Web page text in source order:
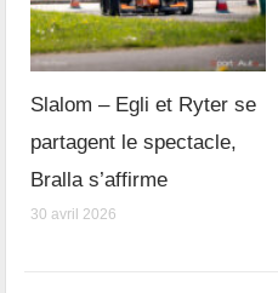
Slalom – Egli et Ryter se
partagent le spectacle,
Bralla s’affirme
30 avril 2026